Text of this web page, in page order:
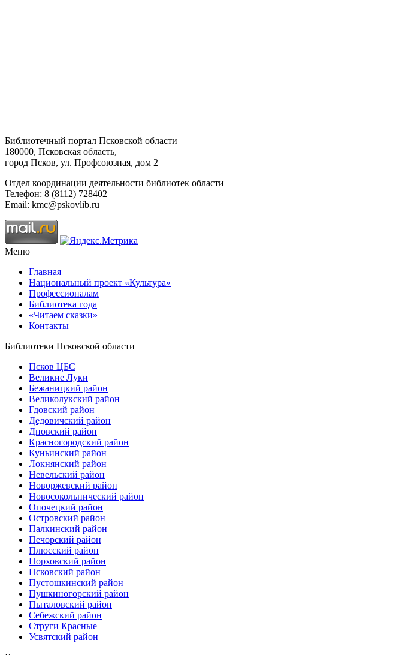
Библиотечный портал Псковской области
180000, Псковская область,
город Псков, ул. Профсоюзная, дом 2
Отдел координации деятельности библиотек области
Телефон: 8 (8112) 728402
Email: kmc@pskovlib.ru
Меню
Главная
Национальный проект «Культура»
Профессионалам
Библиотека года
«Читаем сказки»
Контакты
Библиотеки Псковской области
Псков ЦБС
Великие Луки
Бежаницкий район
Великолукский район
Гдовский район
Дедовичский район
Дновский район
Красногородский район
Куньинский район
Локнянский район
Невельский район
Новоржевский район
Новосокольнический район
Опочецкий район
Островский район
Палкинский район
Печорский район
Плюсский район
Порховский район
Псковский район
Пустошкинский район
Пушкиногорский район
Пыталовский район
Себежский район
Струги Красные
Усвятский район